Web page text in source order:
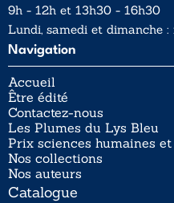
9h - 12h et 13h30 - 16h30
Lundi, samedi et dimanche :
Navigation
Accueil
Être édité
Contactez-nous
Les Plumes du Lys Bleu
Prix sciences humaines et
Nos collections
Nos auteurs
Catalogue